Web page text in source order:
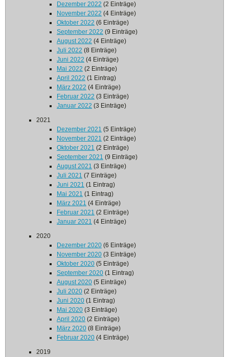
Dezember 2022 (2 Einträge)
November 2022 (4 Einträge)
Oktober 2022 (6 Einträge)
September 2022 (9 Einträge)
August 2022 (4 Einträge)
Juli 2022 (8 Einträge)
Juni 2022 (4 Einträge)
Mai 2022 (2 Einträge)
April 2022 (1 Eintrag)
März 2022 (4 Einträge)
Februar 2022 (3 Einträge)
Januar 2022 (3 Einträge)
2021
Dezember 2021 (5 Einträge)
November 2021 (2 Einträge)
Oktober 2021 (2 Einträge)
September 2021 (9 Einträge)
August 2021 (3 Einträge)
Juli 2021 (7 Einträge)
Juni 2021 (1 Eintrag)
Mai 2021 (1 Eintrag)
März 2021 (4 Einträge)
Februar 2021 (2 Einträge)
Januar 2021 (4 Einträge)
2020
Dezember 2020 (6 Einträge)
November 2020 (3 Einträge)
Oktober 2020 (5 Einträge)
September 2020 (1 Eintrag)
August 2020 (5 Einträge)
Juli 2020 (2 Einträge)
Juni 2020 (1 Eintrag)
Mai 2020 (3 Einträge)
April 2020 (2 Einträge)
März 2020 (8 Einträge)
Februar 2020 (4 Einträge)
2019